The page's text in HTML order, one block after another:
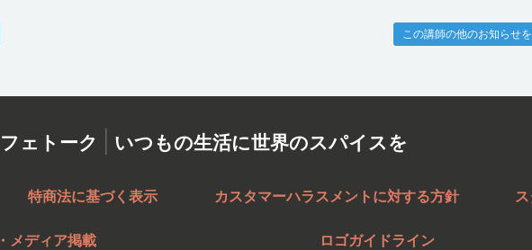
この講師の他のお知らせ
ェトーク | いつもの生活に世界のスパイスを
特商法に基づく表示 カスタマーハラスメントに対する方針
メディア掲載 ロゴガイドライン